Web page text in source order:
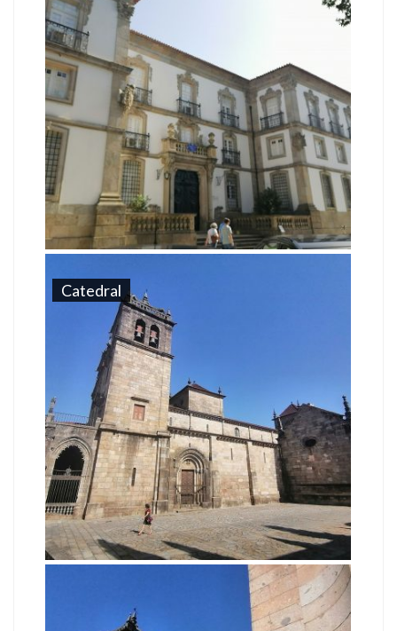
Catedral